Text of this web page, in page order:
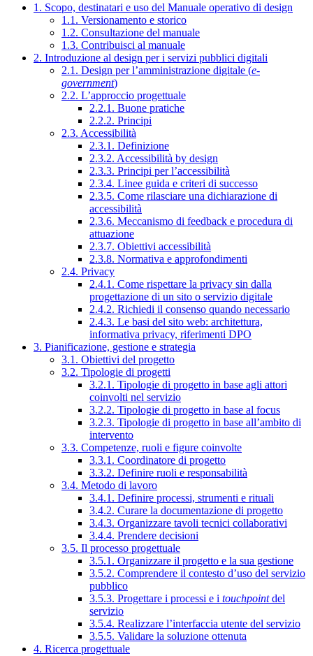
1. Scopo, destinatari e uso del Manuale operativo di design
1.1. Versionamento e storico
1.2. Consultazione del manuale
1.3. Contribuisci al manuale
2. Introduzione al design per i servizi pubblici digitali
2.1. Design per l’amministrazione digitale (e-
government)
2.2. L’approccio progettuale
2.2.1. Buone pratiche
2.2.2. Principi
2.3. Accessibilità
2.3.1. Definizione
2.3.2. Accessibilità by design
2.3.3. Principi per l’accessibilità
2.3.4. Linee guida e criteri di successo
2.3.5. Come rilasciare una dichiarazione di
accessibilità
2.3.6. Meccanismo di feedback e procedura di
attuazione
2.3.7. Obiettivi accessibilità
2.3.8. Normativa e approfondimenti
2.4. Privacy
2.4.1. Come rispettare la privacy sin dalla
progettazione di un sito o servizio digitale
2.4.2. Richiedi il consenso quando necessario
2.4.3. Le basi del sito web: architettura,
informativa privacy, riferimenti DPO
3. Pianificazione, gestione e strategia
3.1. Obiettivi del progetto
3.2. Tipologie di progetti
3.2.1. Tipologie di progetto in base agli attori
coinvolti nel servizio
3.2.2. Tipologie di progetto in base al focus
3.2.3. Tipologie di progetto in base all’ambito di
intervento
3.3. Competenze, ruoli e figure coinvolte
3.3.1. Coordinatore di progetto
3.3.2. Definire ruoli e responsabilità
3.4. Metodo di lavoro
3.4.1. Definire processi, strumenti e rituali
3.4.2. Curare la documentazione di progetto
3.4.3. Organizzare tavoli tecnici collaborativi
3.4.4. Prendere decisioni
3.5. Il processo progettuale
3.5.1. Organizzare il progetto e la sua gestione
3.5.2. Comprendere il contesto d’uso del servizio
pubblico
3.5.3. Progettare i processi e i touchpointdel
servizio
3.5.4. Realizzare l’interfaccia utente del servizio
3.5.5. Validare la soluzione ottenuta
4. Ricerca progettuale